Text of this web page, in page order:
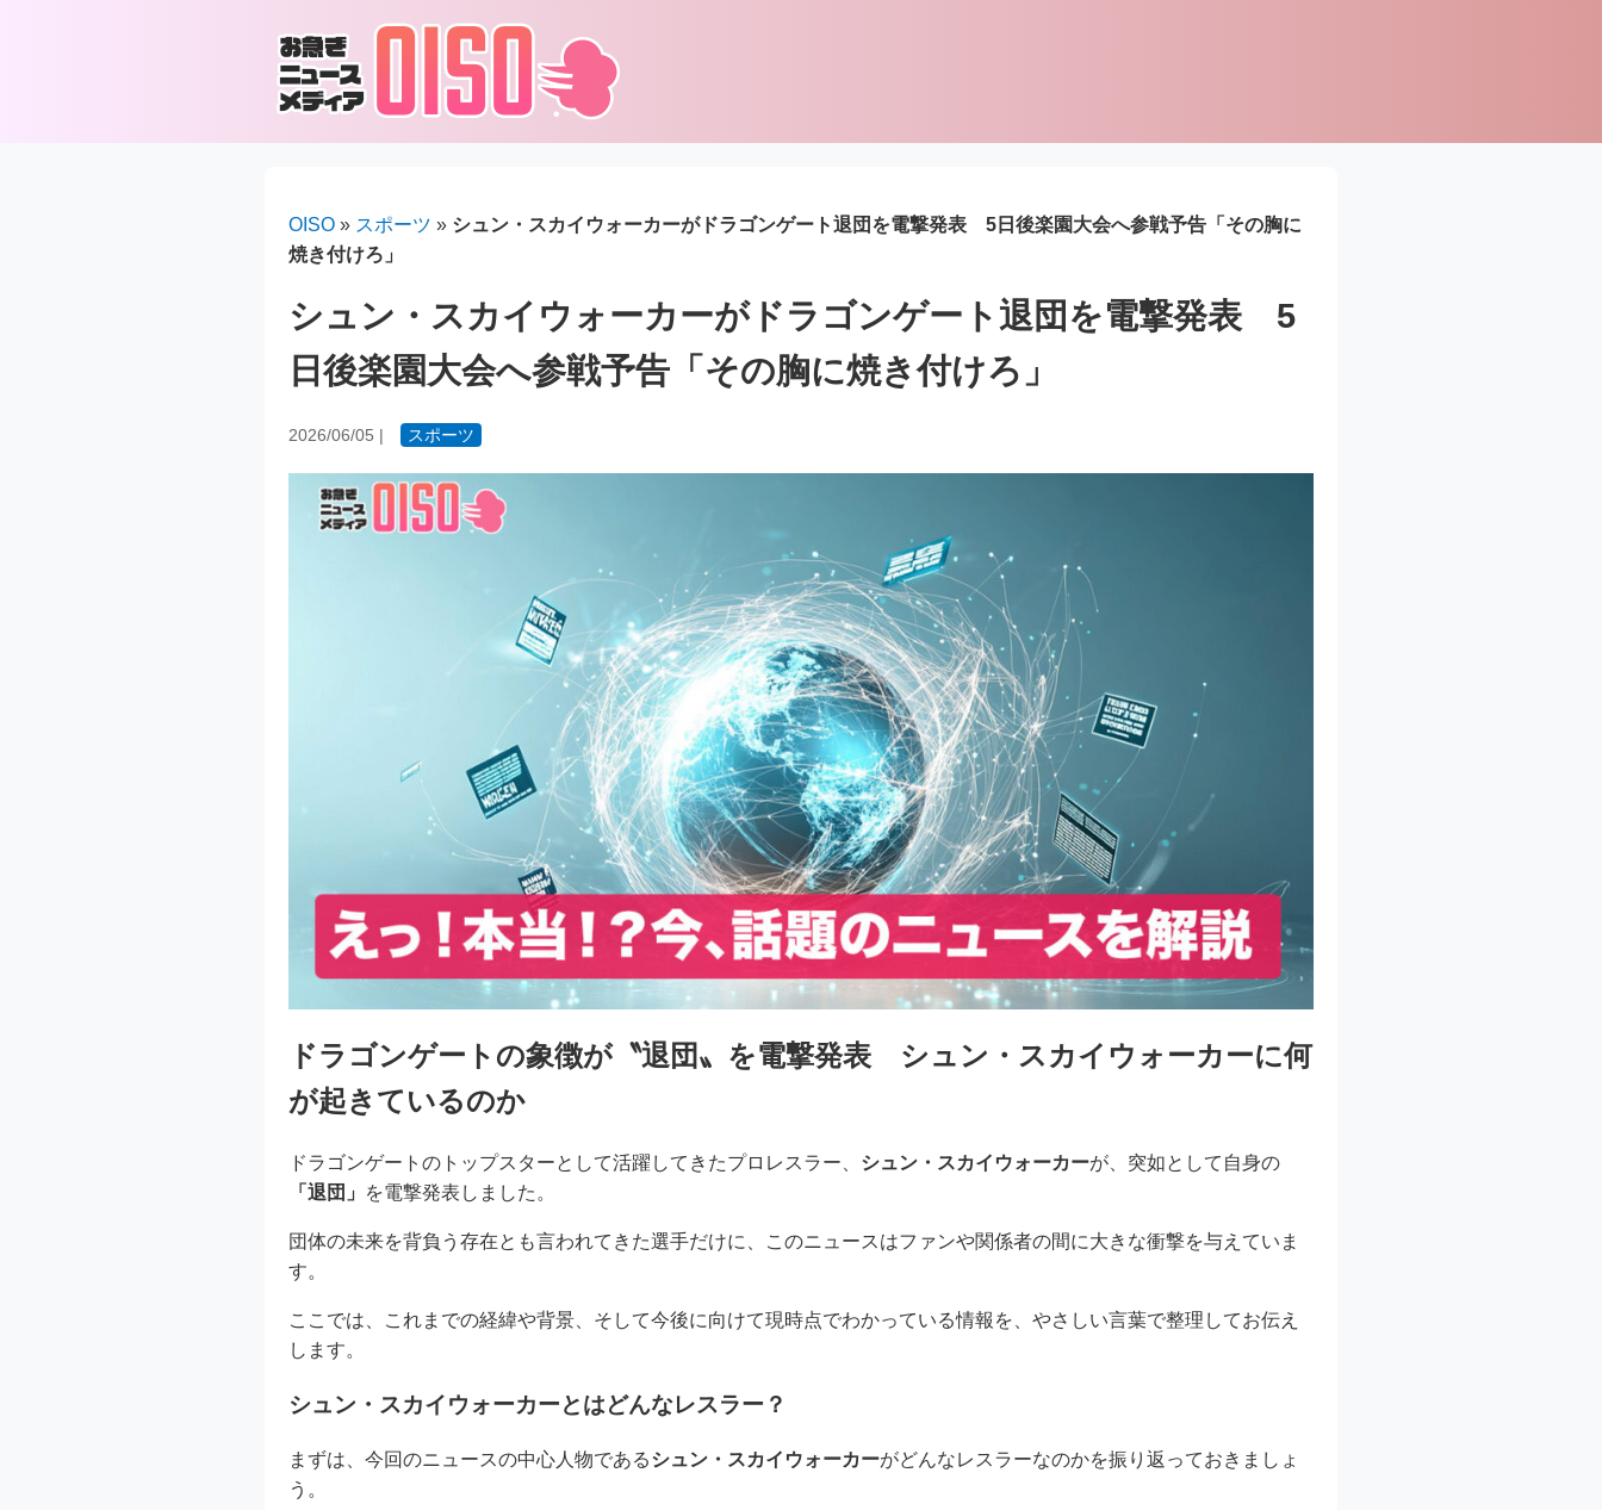
OISO » スポーツ » シュン・スカイウォーカーがドラゴンゲート退団を電撃発表 5日後楽園大会へ参戦予告「その胸に
焼き付けろ」
シュン・スカイウォーカーがドラゴンゲート退団を電撃発表 5
日後楽園大会へ参戦予告「その胸に焼き付けろ」
2026/06/05 | スポーツ
ドラゴンゲートの象徴が〝退団〟を電撃発表 シュン・スカイウォーカーに何
が起きているのか
ドラゴンゲートのトップスターとして活躍してきたプロレスラー、 シュン・スカイウォーカーが、突如として自身の
「退団」
を電撃発表しました。
団体の未来を背負う存在とも言われてきた選手だけに、このニュースはファンや関係者の間に大きな衝撃を与えていま
す。
ここでは、これまでの経緯や背景、そして今後に向けて現時点でわかっている情報を、やさしい言葉で整理してお伝え
します。
シュン・スカイウォーカーとはどんなレスラー？
まずは、今回のニュースの中心人物であるシュン・スカイウォーカーがどんなレスラーなのかを振り返っておきましょ
う。